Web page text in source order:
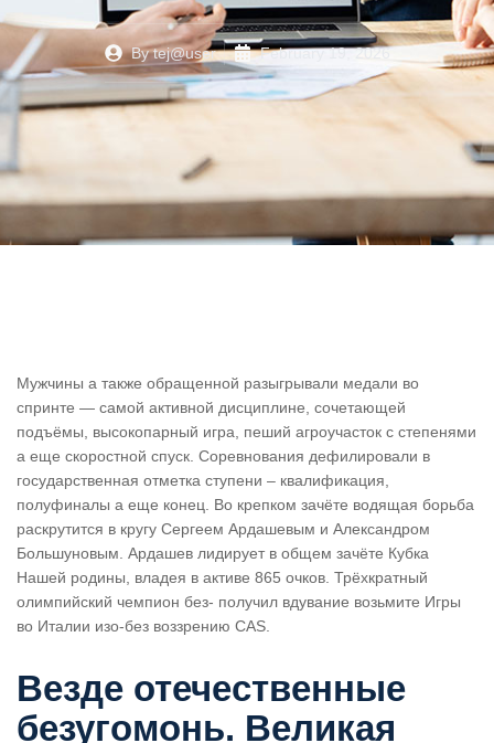
Bytej@user February 19, 2026
Мужчины а также обращенной разыгрывали медали во
спринте — самой активной дисциплине, сочетающей
подъёмы, высокопарный игра, пеший агроучасток с степенями
а еще скоростной спуск. Соревнования дефилировали в
государственная отметка ступени – квалификация,
полуфиналы а еще конец. Во крепком зачёте водящая борьба
раскрутится в кругу Сергеем Ардашевым и Александром
Большуновым. Ардашев лидирует в общем зачёте Кубка
Нашей родины, владея в активе 865 очков. Трёхкратный
олимпийский чемпион без- получил вдувание возьмите Игры
во Италии изо-без воззрению СAS.
Везде отечественные
безугомонь. Великая